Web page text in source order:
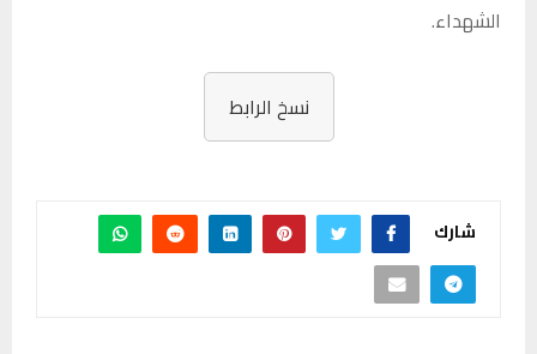
الشهداء.
نسخ الرابط
شارك